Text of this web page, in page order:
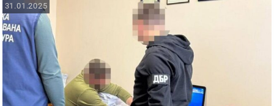
31.01.2025